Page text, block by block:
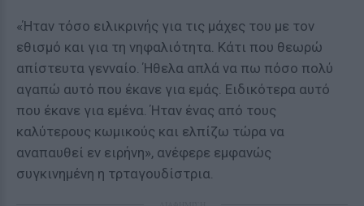
«Ήταν τόσο ειλικρινής για τις μάχες του με τον
εθισμό και για τη νηφαλιότητα. Κάτι που θεωρώ
απίστευτα γενναίο. Ήθελα απλά να πω πόσο πολύ
αγαπώ αυτό που έκανε για εμάς. Ειδικότερα αυτό
που έκανε για εμένα. Ήταν ένας από τους
καλύτερους κωμικούς και ελπίζω τώρα να
αναπαυθεί εν ειρήνη», ανέφερε εμφανώς
συγκινημένη η τρταγουδίστρια.